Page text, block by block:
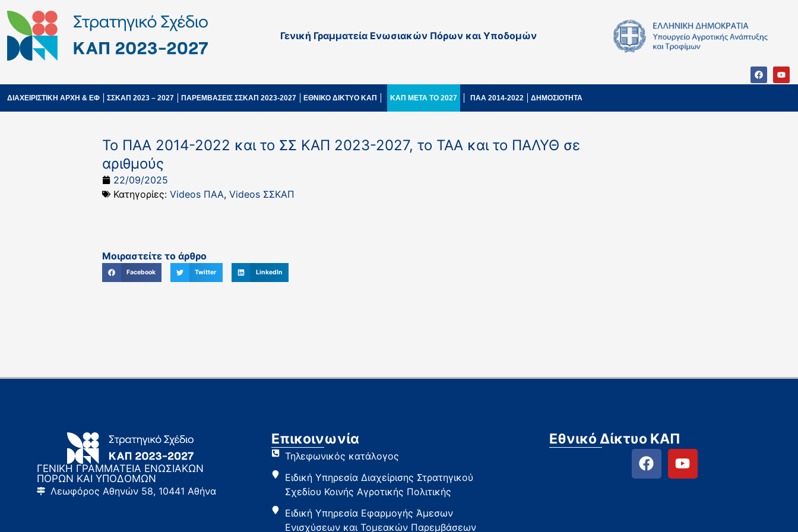
Γενική Γραμματεία Ενωσιακών Πόρων και Υποδομών
ΔΙΑΧΕΙΡΙΣΤΙΚΗ ΑΡΧΗ & ΕΦ ΣΣΚΑΠ 2023 – 2027 ΠΑΡΕΜΒΑΣΕΙΣ ΣΣΚΑΠ 2023-2027 ΕΘΝΙΚΟ ΔΙΚΤΥΟ ΚΑΠ ΚΑΠ ΜΕΤΑ ΤΟ 2027 ΠΑΑ 2014-2022 ΔΗΜΟΣΙΟΤΗΤΑ
Το ΠΑΑ 2014-2022 και το ΣΣ ΚΑΠ 2023-2027, το ΤΑΑ και το ΠΑΛΥΘ σε
αριθμούς
22/09/2025
Κατηγορίες: Videos ΠΑΑ, Videos ΣΣΚΑΠ
Μοιραστείτε το άρθρο
Facebook Twitter LinkedIn
ΓΕΝΙΚΗ ΓΡΑΜΜΑΤΕΙΑ ΕΝΩΣΙΑΚΩΝ
ΠΟΡΩΝ ΚΑΙ ΥΠΟΔΟΜΩΝ
Λεωφόρος Αθηνών 58, 10441 Αθήνα
Επικοινωνία
Τηλεφωνικός κατάλογος
Ειδική Υπηρεσία Διαχείρισης Στρατηγικού
Σχεδίου Κοινής Αγροτικής Πολιτικής
Ειδική Υπηρεσία Εφαρμογής Άμεσων
Ενισχύσεων και Τομεακών Παρεμβάσεων
Εθνικό Δίκτυο ΚΑΠ